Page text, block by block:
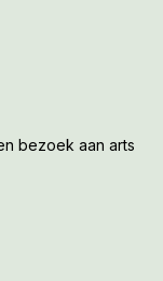
bezoek aan arts